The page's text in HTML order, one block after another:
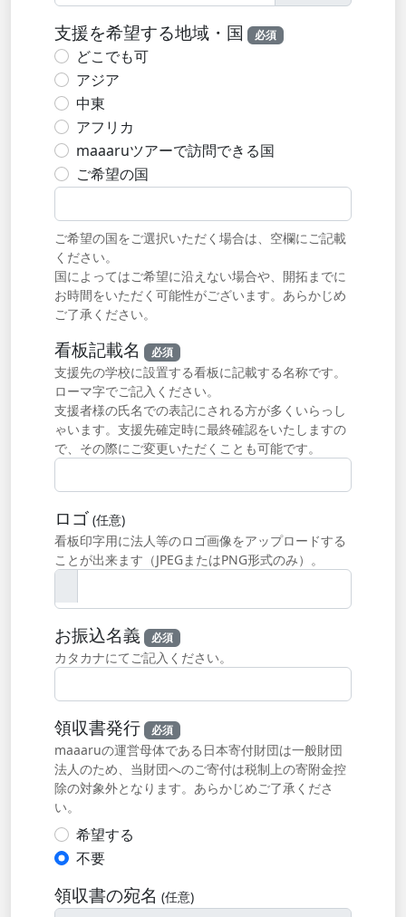
支援を希望する地域・国 必須
どこでも可
アジア
中東
アフリカ
maaaruツアーで訪問できる国
ご希望の国
ご希望の国をご選択いただく場合は、空欄にご記載
ください。
国によってはご希望に沿えない場合や、開拓までに
お時間をいただく可能性がございます。あらかじめ
ご了承ください。
看板記載名 必須
支援先の学校に設置する看板に記載する名称です。
ローマ字でご記入ください。
支援者様の氏名での表記にされる方が多くいらっし
ゃいます。支援先確定時に最終確認をいたしますの
で、その際にご変更いただくことも可能です。
ロゴ (任意)
看板印字用に法人等のロゴ画像をアップロードする
ことが出来ます（JPEGまたはPNG形式のみ）。
お振込名義 必須
カタカナにてご記入ください。
領収書発行 必須
maaaruの運営母体である日本寄付財団は一般財団
法人のため、当財団へのご寄付は税制上の寄附金控
除の対象外となります。あらかじめご了承くださ
い。
希望する
不要
領収書の宛名 (任意)